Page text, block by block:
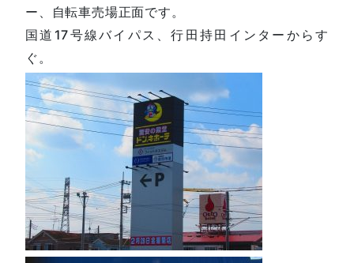
ー、自転車売場正面です。
国道17号線バイパス、行田持田インターからす
ぐ。